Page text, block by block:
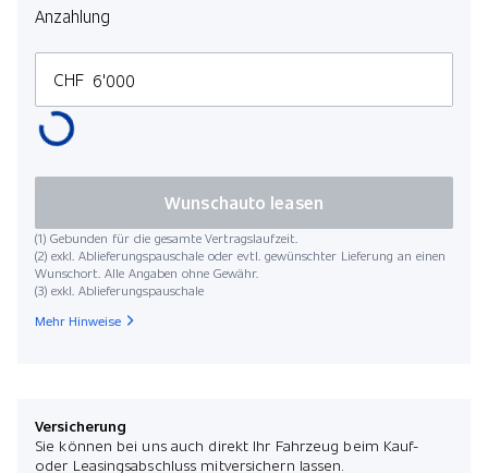
Anzahlung
CHF
(1) Gebunden für die gesamte Vertragslaufzeit.
(2) exkl. Ablieferungspauschale oder evtl. gewünschter Lieferung an einen
Wunschort. Alle Angaben ohne Gewähr.
(3) exkl. Ablieferungspauschale
Wunschauto leasen
Mehr Hinweise
Versicherung
Sie können bei uns auch direkt Ihr Fahrzeug beim Kauf-
oder Leasingsabschluss mitversichern lassen.